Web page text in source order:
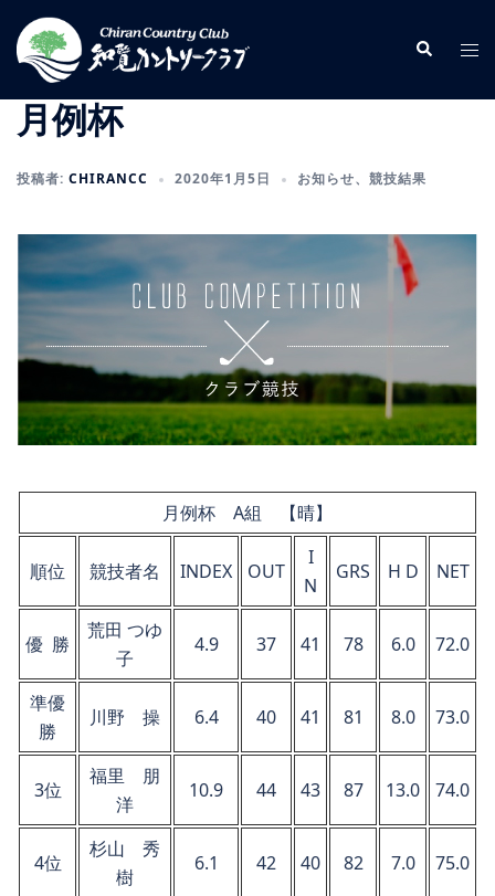
ン
検
索
ト
ル
月例杯
投稿者: CHIRANCC 2020年1月5日 お知らせ、 競技結果
月例杯 A組 【晴】
順位 競技者名 INDEX OUT
I
N
GRS H D NET
優 勝
荒田 つゆ
子
4.9 37 41 78 6.0 72.0
準優
勝
川野 操 6.4 40 41 81 8.0 73.0
3位
福里 朋
洋
10.9 44 43 87 13.0 74.0
4位
杉山 秀
樹
6.1 42 40 82 7.0 75.0